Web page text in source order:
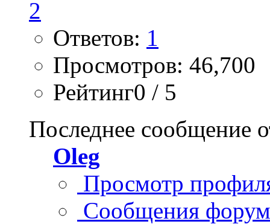
Ответов: 1
Просмотров: 46,700
Рейтинг0 / 5
Последнее сообщение
Oleg
Просмотр
Сообщения